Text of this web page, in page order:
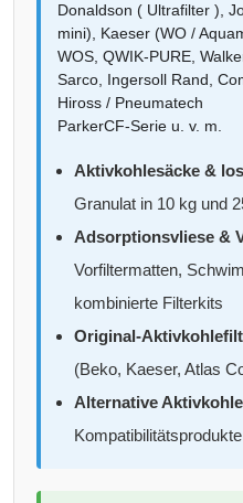
Donaldson ( Ultrafilter ),
mini), Kaeser (WO /
WOS, QWIK-PURE,
Sarco, Ingersoll Rand,
Hiross / Pneumatech
ParkerCF-Serie u. v. m.
Aktivkohlesäcke &
Granulat in 10 kg und
Adsorptionsvliese &
Vorfiltermatten,
kombinierte Filterkits
Original-
(Beko, Kaeser, Atlas
Alternative